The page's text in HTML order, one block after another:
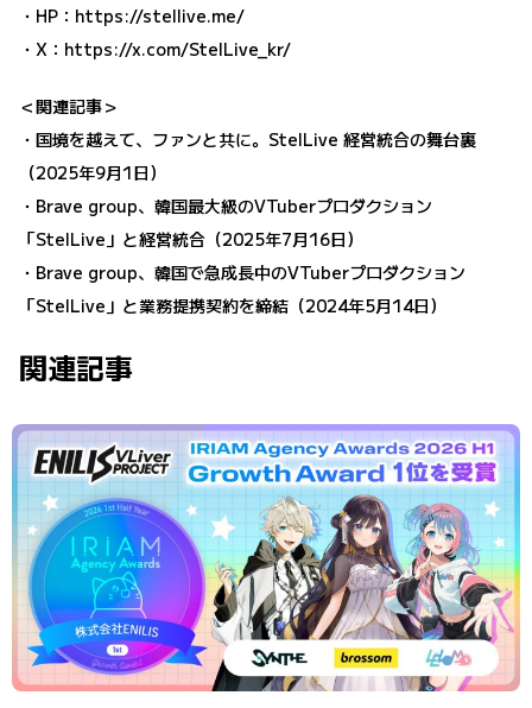
・HP： https://stellive.me/
・X： https://x.com/StelLive_kr/
＜関連記事＞
・ 国境を越えて、ファンと共に。StelLive 経営統合の舞台裏
（2025年9月1日）
・ Brave group、韓国最大級のVTuberプロダクション
「StelLive」と経営統合（2025年7月16日）
・ Brave group、韓国で急成長中のVTuberプロダクション
「StelLive」と業務提携契約を締結（2024年5月14日）
関連記事